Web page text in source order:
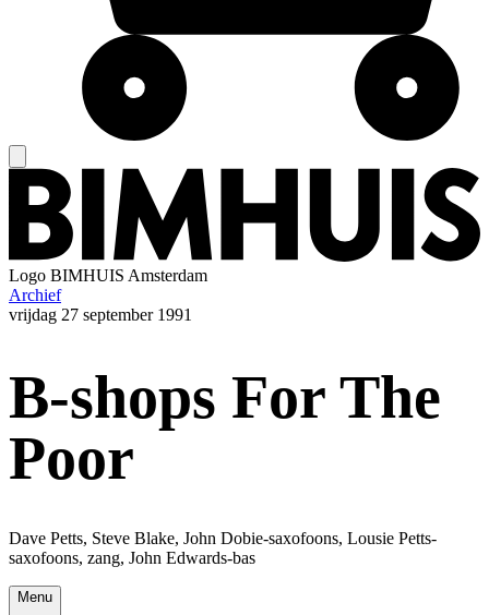
Logo BIMHUIS Amsterdam
Archief
vrijdag 27 september 1991
B-shops For The
Poor
Dave Petts, Steve Blake, John Dobie-saxofoons, Lousie Petts-
saxofoons, zang, John Edwards-bas
Menu